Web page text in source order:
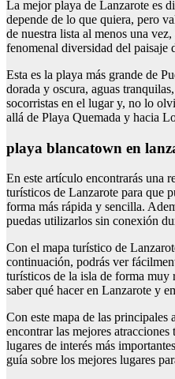
La mejor playa de Lanzarote es
depende de lo que quiera, pero
de nuestra lista al menos una
fenomenal diversidad del paisaje
Esta es la playa más grande de
dorada y oscura, aguas
socorristas en el lugar y, no lo
allá de Playa Quemada y hacia
playa blancatown en
En este artículo encontrarás una
turísticos de Lanzarote para que
forma más rápida y sencilla.
puedas utilizarlos sin conexión
Con el mapa turístico de
continuación, podrás ver
turísticos de la isla de forma muy
saber qué hacer en Lanzarote y
Con este mapa de las principales
encontrar las mejores
lugares de interés más
guía sobre los mejores lugares